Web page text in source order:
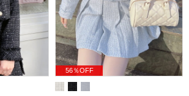
56％OFF